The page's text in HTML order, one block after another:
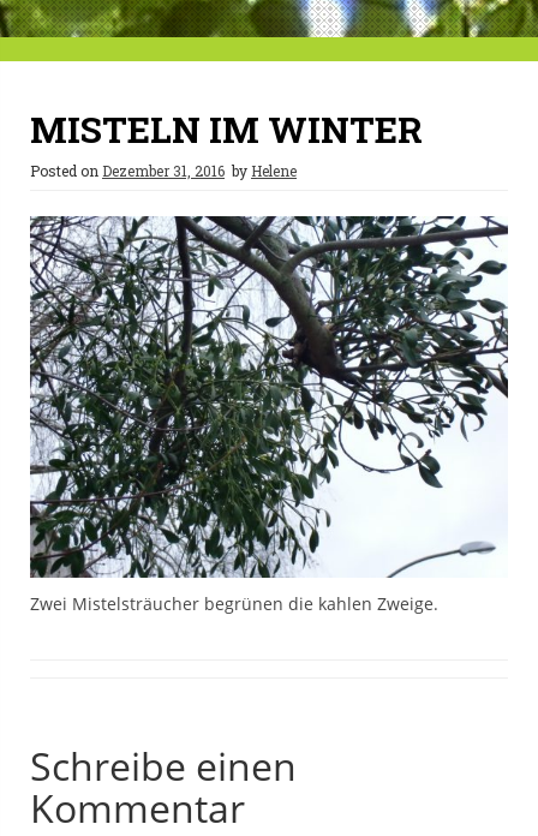
MISTELN IM WINTER
Posted on Dezember 31, 2016 by Helene
Zwei Mistelsträucher begrünen die kahlen Zweige.
Schreibe einen
Kommentar